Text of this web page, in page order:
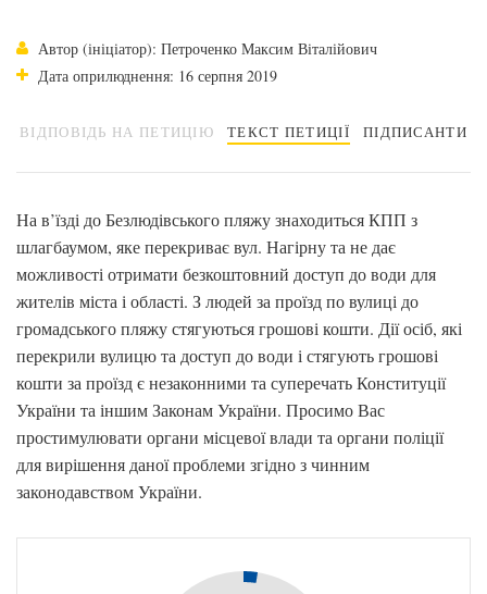
Автор (ініціатор): Петроченко Максим Віталійович
Дата оприлюднення: 16 серпня 2019
ВІДПОВІДЬ НА ПЕТИЦІЮ ТЕКСТ ПЕТИЦІЇ ПІДПИСАНТИ
На в’їзді до Безлюдівського пляжу знаходиться КПП з
шлагбаумом, яке перекриває вул. Нагірну та не дає
можливості отримати безкоштовний доступ до води для
жителів міста і області. З людей за проїзд по вулиці до
громадського пляжу стягуються грошові кошти. Дії осіб, які
перекрили вулицю та доступ до води і стягують грошові
кошти за проїзд є незаконними та суперечать Конституції
України та іншим Законам України. Просимо Вас
простимулювати органи місцевої влади та органи поліції
для вирішення даної проблеми згідно з чинним
законодавством України.